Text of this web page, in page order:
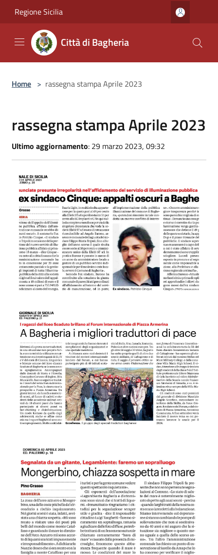
Regione Sicilia
Città di Bagheria
Home > rassegna stampa Aprile 2023
rassegna stampa Aprile 2023
Ultimo aggiornamento: 29 marzo 2023, 09:32
GDS 01/04/2023 L'ex sindaco Cinque: Appalti oscuri a
GDS 01/04/2023 A Bagheria i migliori traduttori di pace
GDS 02/04/2023 Mongerbino, chiazza sospetta in mare